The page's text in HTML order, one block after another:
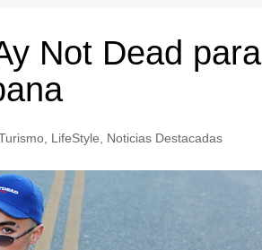
Not Dead para
, LifeStyle, Noticias Destacadas